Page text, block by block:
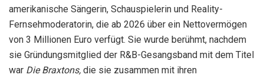
amerikanische Sängerin, Schauspielerin und Reality-
Fernsehmoderatorin, die ab 2026 über ein Nettovermögen
von 3 Millionen Euro verfügt. Sie wurde berühmt, nachdem
sie Gründungsmitglied der R&B-Gesangsband mit dem Titel
war Die Braxtons, die sie zusammen mit ihren